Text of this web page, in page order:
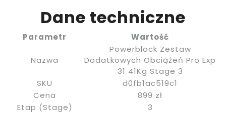
Dane techniczne
Parametr Wartość
Nazwa
Powerblock Zestaw
Dodatkowych Obciążeń Pro Exp
31 41Kg Stage 3
SKU
d0fb1ac519c1
Cena
899 zł
Etap (Stage)
3